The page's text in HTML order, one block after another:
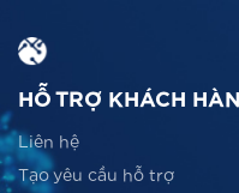
HỖ TRỢ KHÁCH
Liên hệ
Tạo yêu cầu hỗ trợ